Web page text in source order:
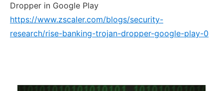
Dropper in Google Play
https://www.zscaler.com/blogs/security-
research/rise-banking-trojan-dropper-google-play-0